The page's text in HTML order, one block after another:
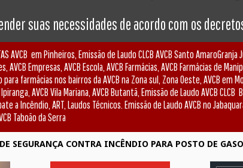
suas necessidades de acordo com os
AVCB em Pinheiros, Emissão de Laudo CLCB AVCB Santo
Empresas, AVCB Escola, AVCB Farmácias, AVCB Farmácias de
farmácias nos bairros da AVCB na Zona sul, Zona Oeste, AVCB em
AVCB Vila Mariana, AVCB Butantã, Emissão de Laudo AVCB
Incêndio, ART, Laudos Técnicos. Emissão de Laudo AVCB no
Taboão da Serra
SEGURANÇA CONTRA INCÊNDIO PARA POSTO DE